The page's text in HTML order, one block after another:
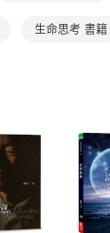
生命思考 書籍